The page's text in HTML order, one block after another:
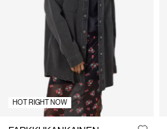
HOT RIGHT NOW